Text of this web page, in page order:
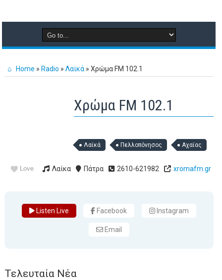
Home » Radio » Λαϊκά » Χρώμα FM 102.1
Χρώμα FM 102.1
Λαϊκά Πελλοπόνησος Αχαϊας
Love Λαίκα Πάτρα 2610-621982 xromafm.gr
Listen Live Facebook Instagram
Email
Τελευταία Νέα